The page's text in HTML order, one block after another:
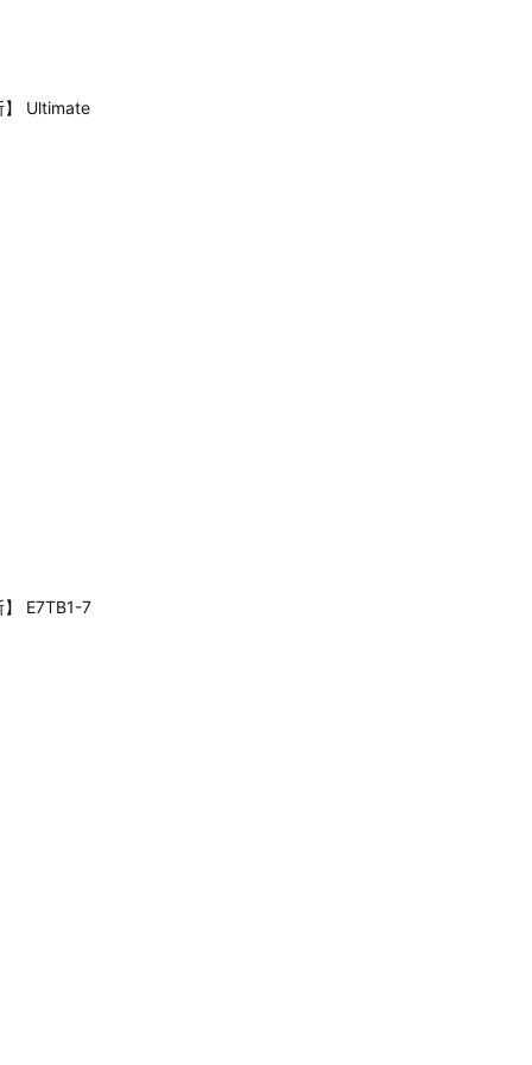
】 Ultimate
】 E7TB1-7